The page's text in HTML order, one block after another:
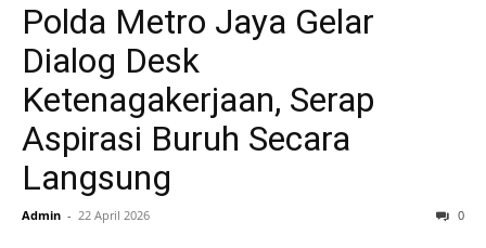
Polda Metro Jaya Gelar
Dialog Desk
Ketenagakerjaan, Serap
Aspirasi Buruh Secara
Langsung
Admin - 22 April 2026 0